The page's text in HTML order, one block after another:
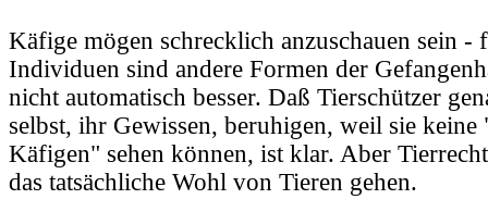
Käfige mögen schrecklich anzuschauen sein -
Individuen sind andere Formen der
nicht automatisch besser. Daß Tierschützer
selbst, ihr Gewissen, beruhigen, weil sie keine
Käfigen" sehen können, ist klar. Aber
das tatsächliche Wohl von Tieren gehen.